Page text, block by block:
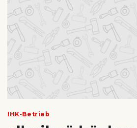
IHK-Betrieb